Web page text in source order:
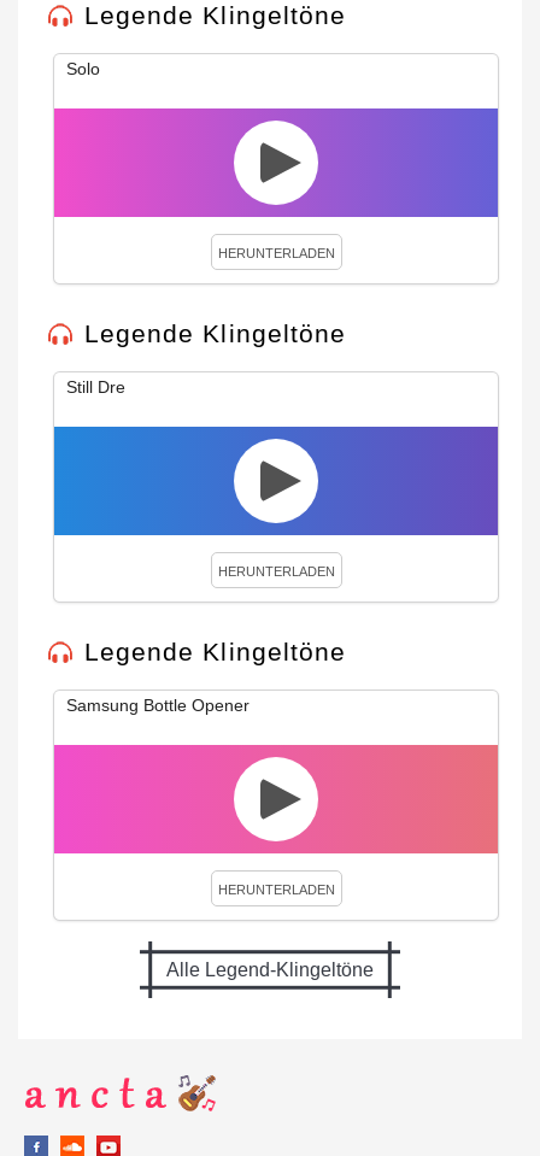
Legende Klingeltöne
Solo
HERUNTERLADEN
Legende Klingeltöne
Still Dre
HERUNTERLADEN
Legende Klingeltöne
Samsung Bottle Opener
HERUNTERLADEN
Alle Legend-Klingeltöne